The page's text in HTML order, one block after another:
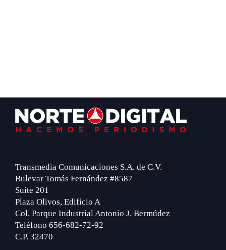
Footer
Transmedia Comunicaciones S.A. de C.V.
Bulevar Tomás Fernández #8587
Suite 201
Plaza Olivos, Edificio A
Col. Parque Industrial Antonio J. Bermúdez
Teléfono 656-682-72-92
C.P. 32470